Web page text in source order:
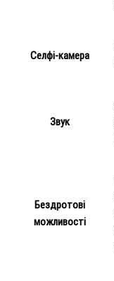
Селфі-камера
Звук
Бездротові
можливості